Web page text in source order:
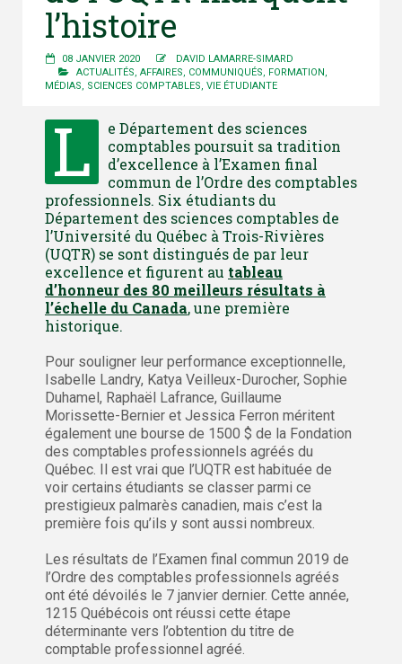
l’histoire
08 JANVIER 2020
DAVID LAMARRE-SIMARD
ACTUALITÉS AFFAIRES COMMUNIQUÉS FORMATION
MÉDIAS
SCIENCES COMPTABLES VIE ÉTUDIANTE
L
e Département des sciences
comptables poursuit sa tradition
d’excellence à l’Examen final
commun de l’Ordre des comptables
professionnels. Six étudiants du
Département des sciences comptables de
l’Université du Québec à Trois-Rivières
(UQTR) se sont distingués de par leur
excellence et figurent au tableau
d’honneur des 80 meilleurs résultats à
l’échelle du Canada, une première
historique.
Pour souligner leur performance exceptionnelle,
Isabelle Landry, Katya Veilleux-Durocher, Sophie
Duhamel, Raphaël Lafrance, Guillaume
Morissette-Bernier et Jessica Ferron méritent
également une bourse de 1500 $ de la Fondation
des comptables professionnels agréés du
Québec. Il est vrai que l’UQTR est habituée de
voir certains étudiants se classer parmi ce
prestigieux palmarès canadien, mais c’est la
première fois qu’ils y sont aussi nombreux.
Les résultats de l’Examen final commun 2019 de
l’Ordre des comptables professionnels agréés
ont été dévoilés le 7 janvier dernier. Cette année,
1215 Québécois ont réussi cette étape
déterminante vers l’obtention du titre de
comptable professionnel agréé.